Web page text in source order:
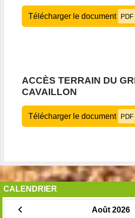
Télécharger le document PDF
ACCÈS TERRAIN DU
CAVAILLON
Télécharger le document PDF
CALENDRIER
Août 2026